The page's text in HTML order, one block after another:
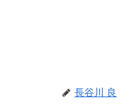
長谷川 良